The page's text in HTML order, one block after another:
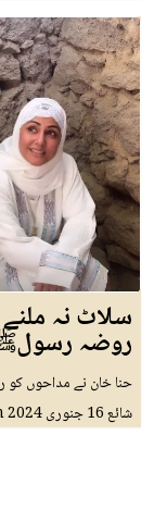
سلاٹ نہ
روضہ
حنا خان نے مداحوں کو
شائع16 جنوری 2024